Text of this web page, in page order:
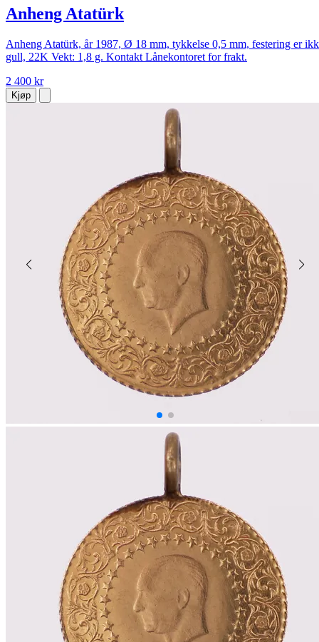
Anheng Atatürk
Anheng Atatürk, år 1987, Ø 18 mm, tykkelse 0,5 mm, festering er
gull, 22K Vekt: 1,8 g. Kontakt Lånekontoret for frakt.
2 400 kr
Kjøp